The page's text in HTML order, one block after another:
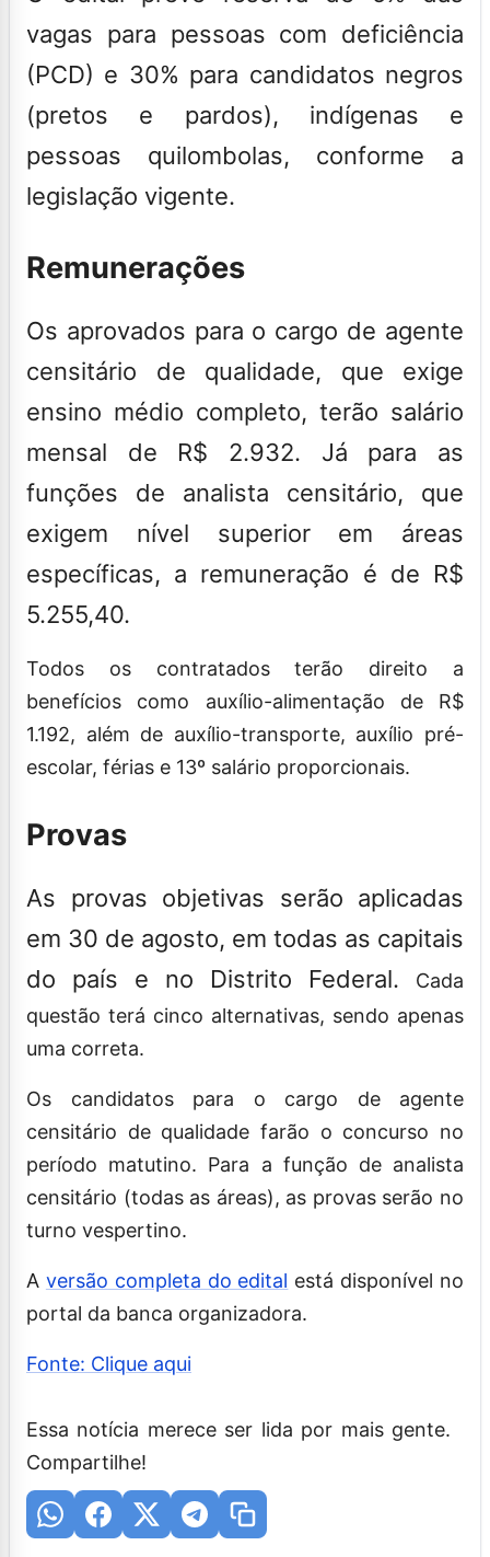
vagas para pessoas com deficiência
(PCD) e 30% para candidatos negros
(pretos e pardos), indígenas e
pessoas quilombolas, conforme a
legislação vigente.
Remunerações
Os aprovados para o cargo de agente
censitário de qualidade, que exige
ensino médio completo, terão salário
mensal de R$ 2.932. Já para as
funções de analista censitário, que
exigem nível superior em áreas
específicas, a remuneração é de R$
5.255,40.
Todos os contratados terão direito a
benefícios como auxílio-alimentação de R$
1.192, além de auxílio-transporte, auxílio pré-
escolar, férias e 13º salário proporcionais.
Provas
As provas objetivas serão aplicadas
em 30 de agosto, em todas as capitais
do país e no Distrito Federal.
Cada
questão terá cinco alternativas, sendo apenas
uma correta.
Os candidatos para o cargo de agente
censitário de qualidade farão o concurso no
período matutino. Para a função de analista
censitário (todas as áreas), as provas serão no
turno vespertino.
A versão completa do edital está disponível no
portal da banca organizadora.
Fonte: Clique aqui
Essa notícia merece ser lida por mais gente.
Compartilhe!